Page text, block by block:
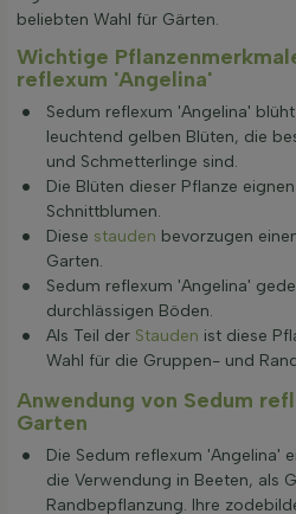
beliebten Wahl für Gärten.
Wichtige
reflexum 'Angelina'
Sedum reflexum 'Angelina'
leuchtend gelben Blüten, die
und Schmetterlinge sind.
Die Blüten dieser Pflanze
Schnittblumen.
Diese stauden bevorzugen
Garten.
Sedum reflexum 'Angelina'
durchlässigen Böden.
Als Teil der Stauden ist diese
Wahl für die Gruppen- und
Anwendung von Sedum
Garten
Die Sedum reflexum 'Angelina'
die Verwendung in Beeten, als
Randbepflanzung. Ihre